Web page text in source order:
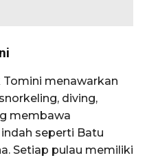
Tomini menawarkan
diving,
membawa
seperti Batu
Setiap pulau memiliki